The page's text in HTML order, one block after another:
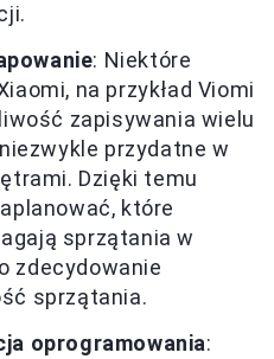
: Niektóre
na przykład Viomi
zapisywania wielu
przydatne w
Dzięki temu
które
sprzątania w
zdecydowanie
sprzątania.
oprogramowania: